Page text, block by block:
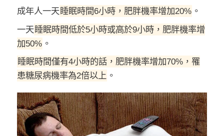
成年人一天睡眠時間6小時，肥胖機率增加20% 。
一天睡眠時間低於5小時或高於9小時，肥胖機率增
加50% 。
睡眠時間僅有4小時的話，肥胖機率增加70%，罹
患糖尿病機率為2倍以上 。